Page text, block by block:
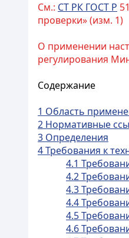
См.: СТ РК ГОСТ Р
проверки» (изм. 1)
О применении
регулирования
Содержание
1 Область
2 Нормативные
3 Определения
4 Требования к
4.1
4.2
4.3
4.4
4.5
4.6